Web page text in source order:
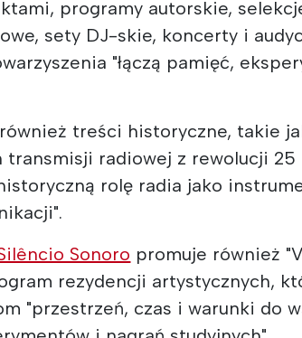
programy autorskie,
sety DJ-skie, koncerty i
"łączą pamięć,
treści historyczne, takie
radiowej z rewolucji 25
rolę radia jako
Sonoro promuje również
rezydencji artystycznych,
"przestrzeń, czas i warunki do